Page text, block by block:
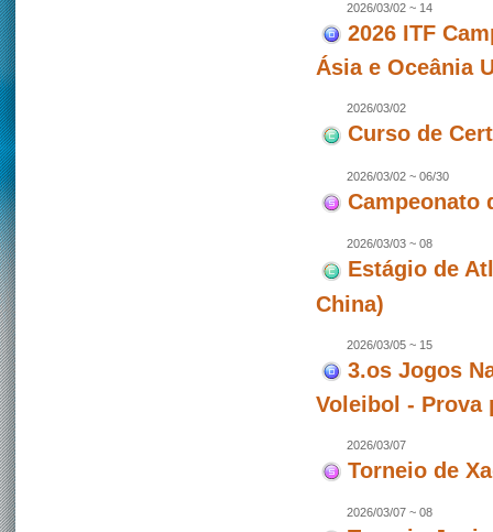
2026/03/02 ~ 14
2026 ITF
Ásia e Oceânia
2026/03/02
Curso de
2026/03/02 ~ 06/30
Campeonato
2026/03/03 ~ 08
Estágio de
China)
2026/03/05 ~ 15
3.os Jogos
Voleibol - Prova
2026/03/07
Torneio de
2026/03/07 ~ 08